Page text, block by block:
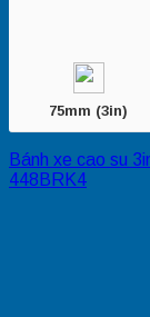
75mm (3in)
Bánh xe cao su
448BRK4